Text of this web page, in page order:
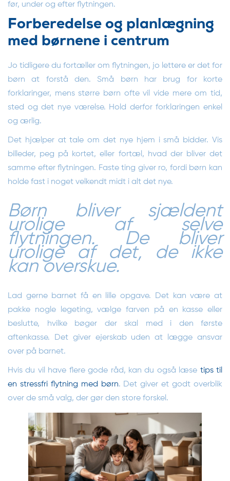
før, under og efter flytningen.
Forberedelse og planlægning
med børnene i centrum
Jo tidligere du fortæller om flytningen, jo lettere er det for
børn at forstå den. Små børn har brug for korte
forklaringer, mens større børn ofte vil vide mere om tid,
sted og det nye værelse. Hold derfor forklaringen enkel
og ærlig.
Det hjælper at tale om det nye hjem i små bidder. Vis
billeder, peg på kortet, eller fortæl, hvad der bliver det
samme efter flytningen. Faste ting giver ro, fordi børn kan
holde fast i noget velkendt midt i alt det nye.
Børn bliver sjældent
urolige af selve
flytningen. De bliver
urolige af det, de ikke
kan overskue.
Lad gerne barnet få en lille opgave. Det kan være at
pakke nogle legeting, vælge farven på en kasse eller
beslutte, hvilke bøger der skal med i den første
aftenkasse. Det giver ejerskab uden at lægge ansvar
over på barnet.
Hvis du vil have flere gode råd, kan du også læse tips til
en stressfri flytning med børn. Det giver et godt overblik
over de små valg, der gør den store forskel.